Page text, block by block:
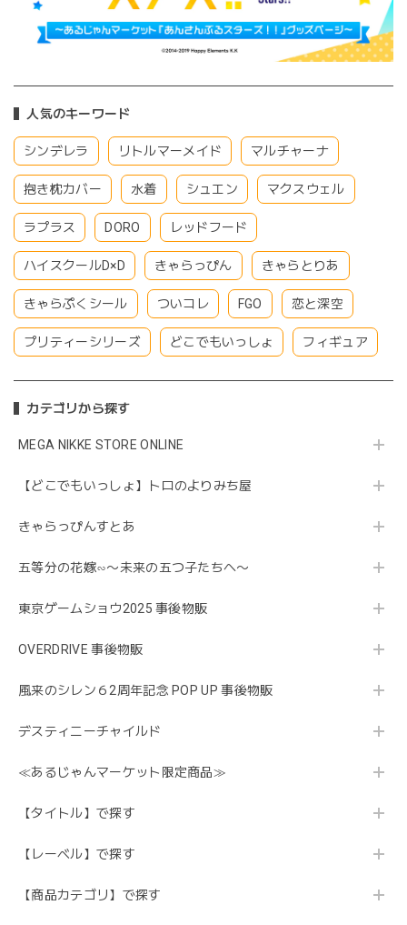
人気のキーワード
シンデレラ リトルマーメイド マルチャーナ
抱き枕カバー 水着 シュエン マクスウェル
ラプラス DORO レッドフード
ハイスクールD×D きゃらっぴん きゃらとりあ
きゃらぷくシール ついコレ FGO 恋と深空
プリティーシリーズ どこでもいっしょ フィギュア
カテゴリから探す
MEGA NIKKE STORE ONLINE
【どこでもいっしょ】トロのよりみち屋
きゃらっぴんすとあ
五等分の花嫁∽〜未来の五つ子たちへ〜
東京ゲームショウ2025 事後物販
OVERDRIVE 事後物販
風来のシレン６2周年記念 POP UP 事後物販
デスティニーチャイルド
≪あるじゃんマーケット限定商品≫
【タイトル】で探す
【レーベル】で探す
【商品カテゴリ】で探す